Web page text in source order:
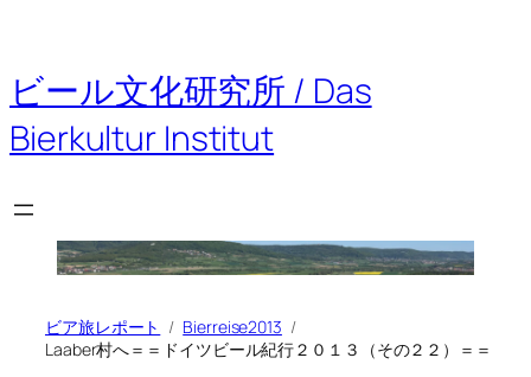
を
ス
キ
ッ
ビール文化研究所 / Das
Bierkultur Institut
ビア旅レポート
Bierreise2013
Laaber村へ＝＝ドイツビール紀行２０１３（その２２）＝＝